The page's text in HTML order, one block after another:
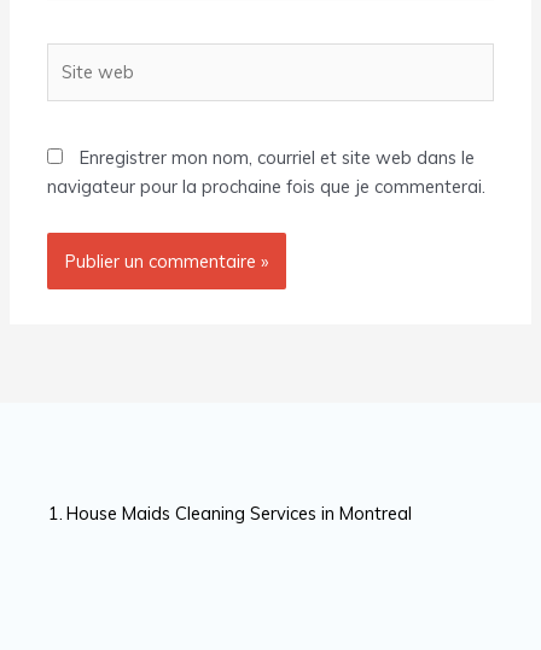
web
Enregistrer mon nom, courriel et site web dans le
navigateur pour la prochaine fois que je commenterai.
House Maids Cleaning Services in Montreal